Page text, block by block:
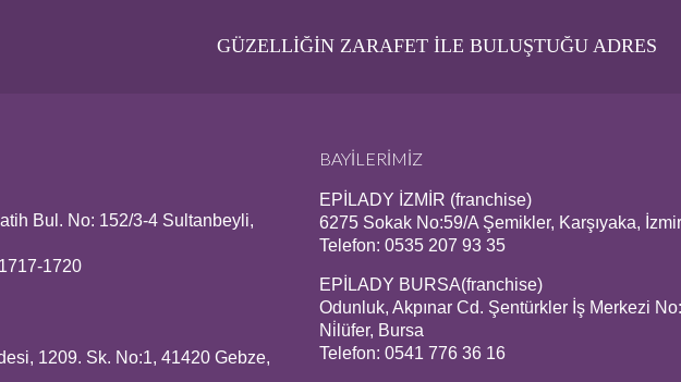
GÜZELLİĞİN ZARAFET İLE BULUŞTUĞU ADRES
Bul. No: 152/3-4 Sultanbeyli,
1720
1209. Sk. No:1, 41420 Gebze,
BAYİLERİMİZ
EPİLADY İZMİR (franchise)
6275 Sokak No:59/A Şemikler, Karşıyaka, İzmir
Telefon: 0535 207 93 35
EPİLADY BURSA(franchise)
Odunluk, Akpınar Cd. Şentürkler İş Merkezi
Ni̇lüfer, Bursa
Telefon: 0541 776 36 16